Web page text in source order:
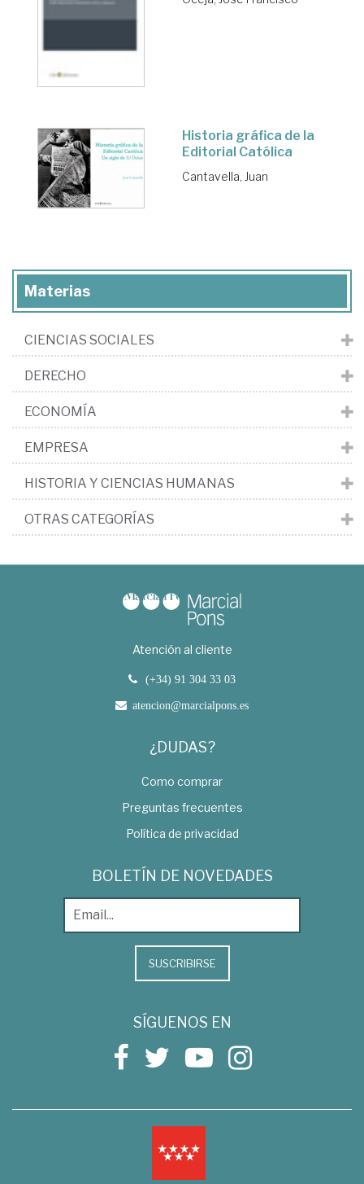
Historia gráfica de la
Editorial Católica
Cantavella, Juan
Materias
CIENCIAS SOCIALES
DERECHO
ECONOMÍA
EMPRESA
HISTORIA Y CIENCIAS HUMANAS
OTRAS CATEGORÍAS
Atención al cliente
(+34) 91 304 33 03
atencion@marcialpons.es
¿DUDAS?
Como comprar
Preguntas frecuentes
Política de privacidad
BOLETÍN DE NOVEDADES
SUSCRIBIRSE
SÍGUENOS EN